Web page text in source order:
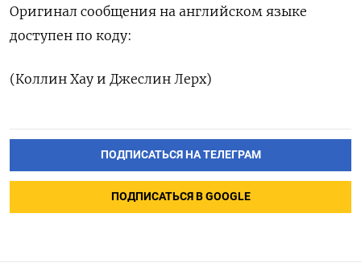
Оригинал сообщения на английском языке
доступен по коду:
(Коллин Хау и Джеслин Лерх)
ПОДПИСАТЬСЯ НА ТЕЛЕГРАМ
ПОДПИСАТЬСЯ В GOOGLE